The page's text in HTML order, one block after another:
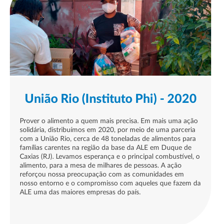
União Rio (Instituto Phi) - 2020
Prover o alimento a quem mais precisa. Em mais uma ação
solidária, distribuímos em 2020, por meio de uma parceria
com a União Rio, cerca de 48 toneladas de alimentos para
famílias carentes na região da base da ALE em Duque de
Caxias (RJ). Levamos esperança e o principal combustível, o
alimento, para a mesa de milhares de pessoas. A ação
reforçou nossa preocupação com as comunidades em
nosso entorno e o compromisso com aqueles que fazem da
ALE uma das maiores empresas do país.